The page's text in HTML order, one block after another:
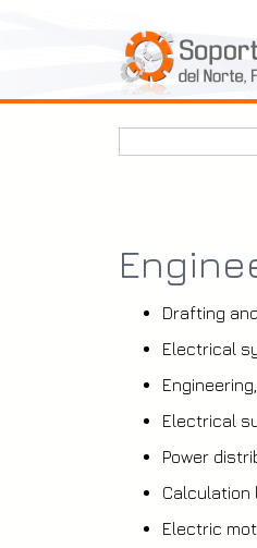
content
Drafting
Electrical
Electrical
Power
Calculation
Electric